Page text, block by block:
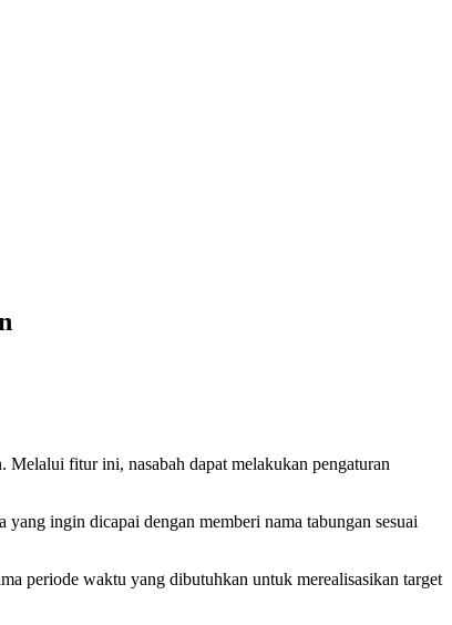
fitur ini, nasabah dapat melakukan pengaturan
ingin dicapai dengan memberi nama tabungan sesuai
periode waktu yang dibutuhkan untuk merealisasikan target